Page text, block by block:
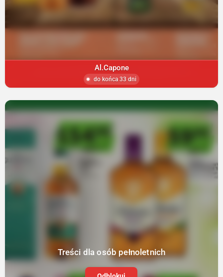
Al.Capone
do końca 33 dni
Treści dla osób pełnoletnich